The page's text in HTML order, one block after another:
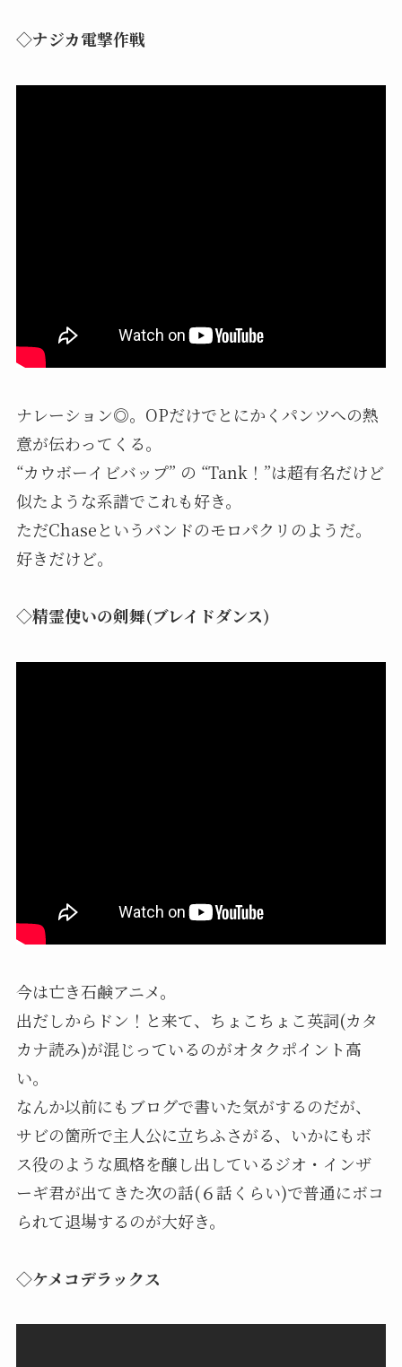
◇ナジカ電撃作戦
ナレーション◎。OPだけでとにかくパンツへの熱
意が伝わってくる。
“カウボーイビバップ” の “Tank！”は超有名だけど
似たような系譜でこれも好き。
ただChaseというバンドのモロパクリのようだ。
好きだけど。
◇精霊使いの剣舞(ブレイドダンス)
今は亡き石鹸アニメ。
出だしからドン！と来て、ちょこちょこ英詞(カタ
カナ読み)が混じっているのがオタクポイント高
い。
なんか以前にもブログで書いた気がするのだが、
サビの箇所で主人公に立ちふさがる、いかにもボ
ス役のような風格を醸し出しているジオ・インザ
ーギ君が出てきた次の話(６話くらい)で普通にボコ
られて退場するのが大好き。
◇ケメコデラックス